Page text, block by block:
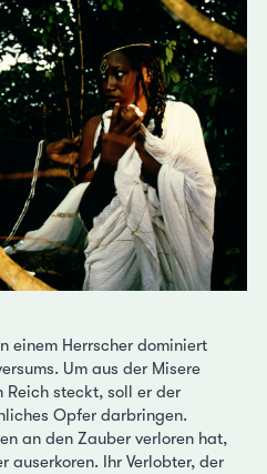
einem Herrscher dominiert
Um aus der Misere
Reich steckt, soll er der
Opfer darbringen.
an den Zauber verloren hat,
auserkoren. Ihr Verlobter, der